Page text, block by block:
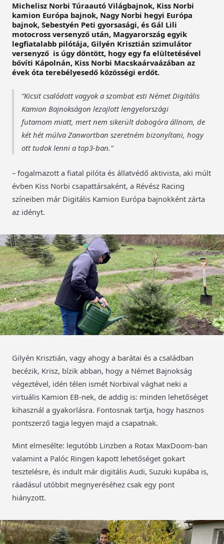
Michelisz Norbi Túraautó Világbajnok, Kiss Norbi
kamion Európa bajnok, Nagy Norbi hegyi Európa
bajnok, Sebestyén Peti gyorsasági, és Gál Lili
motocross versenyző után, Magyarország egyik
legfiatalabb pilótája, Gilyén Krisztián szimulátor
versenyző is úgy döntött, hogy egy fa elültetésével
bővíti Kápolnán, Kiss Norbi Macskaárvaázában az
évek óta terebélyesedő közösségi erdőt.
Kicsit csalódott vagyok a szombat esti Német Digitális
Kamion Bajnokságon lezajlott lengyelországi
futamom miatt, mert nem sikerült dobogóra állnom, de
két hét múlva Zanwortban szeretném bizonyítani, hogy
ott tudok lenni a top3-ban.
– fogalmazott a fiatal pilóta és állatvédő aktivista, aki múlt
évben Kiss Norbi csapattársaként, a Révész Racing
színeiben már Digitális Kamion Európa bajnokként zárta
az idényt.
Gilyén Krisztián, vagy ahogy a barátai és a családban
becézik, Krisz, bízik abban, hogy a Német Bajnokság
végeztével, idén télen ismét Norbival vághat neki a
virtuális Kamion EB-nek, de addig is: minden lehetőséget
kihasznál a gyakorlásra. Fontosnak tartja, hogy hasznos
pontszerző tagja legyen majd a csapatnak.
Mint elmesélte: legutóbb Linzben a Rotax MaxDoom-ban
valamint a Palóc Ringen kapott lehetőséget gokart
tesztelésre, és indult már digitális Audi, Suzuki kupába is,
ráadásul utóbbit megnyeréséhez csak egy pont
hiányzott.